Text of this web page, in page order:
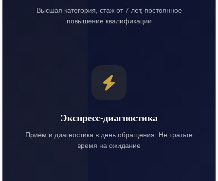
Высшая категория, стаж от 7 лет, постоянное
повышение квалификации
Экспресс-диагностика
Приём и диагностика в день обращения. Не тратьте
время на ожидание